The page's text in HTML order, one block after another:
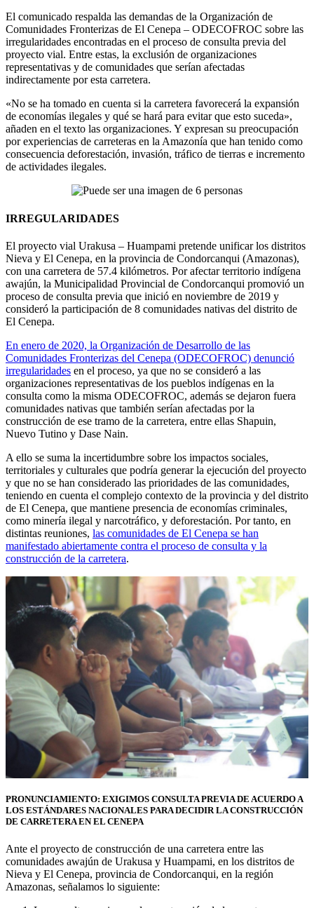
El comunicado respalda las demandas de la Organización de
Comunidades Fronterizas de El Cenepa – ODECOFROC sobre las
irregularidades encontradas en el proceso de consulta previa del
proyecto vial. Entre estas, la exclusión de organizaciones
representativas y de comunidades que serían afectadas
indirectamente por esta carretera.
«No se ha tomado en cuenta si la carretera favorecerá la expansión
de economías ilegales y qué se hará para evitar que esto suceda»,
añaden en el texto las organizaciones. Y expresan su preocupación
por experiencias de carreteras en la Amazonía que han tenido como
consecuencia deforestación, invasión, tráfico de tierras e incremento
de actividades ilegales.
IRREGULARIDADES
El proyecto vial Urakusa – Huampami pretende unificar los distritos
Nieva y El Cenepa, en la provincia de Condorcanqui (Amazonas),
con una carretera de 57.4 kilómetros. Por afectar territorio indígena
awajún, la Municipalidad Provincial de Condorcanqui promovió un
proceso de consulta previa que inició en noviembre de 2019 y
consideró la participación de 8 comunidades nativas del distrito de
El Cenepa.
En enero de 2020, la Organización de Desarrollo de las
Comunidades Fronterizas del Cenepa (ODECOFROC) denunció
irregularidades en el proceso, ya que no se consideró a las
organizaciones representativas de los pueblos indígenas en la
consulta como la misma ODECOFROC, además se dejaron fuera
comunidades nativas que también serían afectadas por la
construcción de ese tramo de la carretera, entre ellas Shapuin,
Nuevo Tutino y Dase Nain.
A ello se suma la incertidumbre sobre los impactos sociales,
territoriales y culturales que podría generar la ejecución del proyecto
y que no se han considerado las prioridades de las comunidades,
teniendo en cuenta el complejo contexto de la provincia y del distrito
de El Cenepa, que mantiene presencia de economías criminales,
como minería ilegal y narcotráfico, y deforestación. Por tanto, en
distintas reuniones, las comunidades de El Cenepa se han
manifestado abiertamente contra el proceso de consulta y la
construcción de la carretera.
PRONUNCIAMIENTO: EXIGIMOS CONSULTA PREVIA DE ACUERDO A
LOS ESTÁNDARES NACIONALES PARA DECIDIR LA CONSTRUCCIÓN
DE CARRETERA EN EL CENEPA
Ante el proyecto de construcción de una carretera entre las
comunidades awajún de Urakusa y Huampami, en los distritos de
Nieva y El Cenepa, provincia de Condorcanqui, en la región
Amazonas, señalamos lo siguiente: